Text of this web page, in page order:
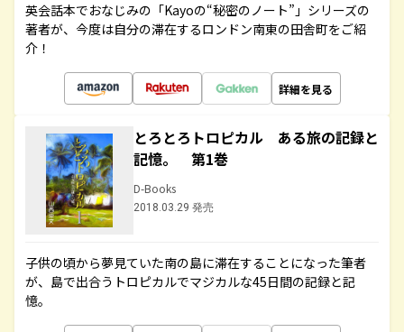
英会話本でおなじみの「Kayoの“秘密のノート”」シリーズの
著者が、今度は自分の滞在するロンドン南東の田舎町をご紹
介！
詳細を見る
とろとろトロピカル ある旅の記録と
記憶。 第1巻
D-Books
2018.03.29 発売
子供の頃から夢見ていた南の島に滞在することになった筆者
が、島で出合うトロピカルでマジカルな45日間の記録と記
憶。